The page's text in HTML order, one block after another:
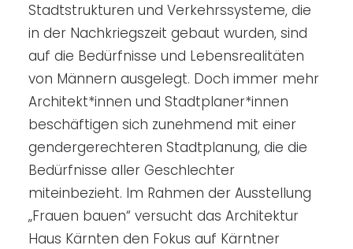
Stadtstrukturen und Verkehrssysteme, die
in der Nachkriegszeit gebaut wurden, sind
auf die Bedürfnisse und Lebensrealitäten
von Männern ausgelegt. Doch immer mehr
Architekt*innen und Stadtplaner*innen
beschäftigen sich zunehmend mit einer
gendergerechteren Stadtplanung, die die
Bedürfnisse aller Geschlechter
miteinbezieht. Im Rahmen der Ausstellung
„Frauen bauen“ versucht das Architektur
Haus Kärnten den Fokus auf Kärntner